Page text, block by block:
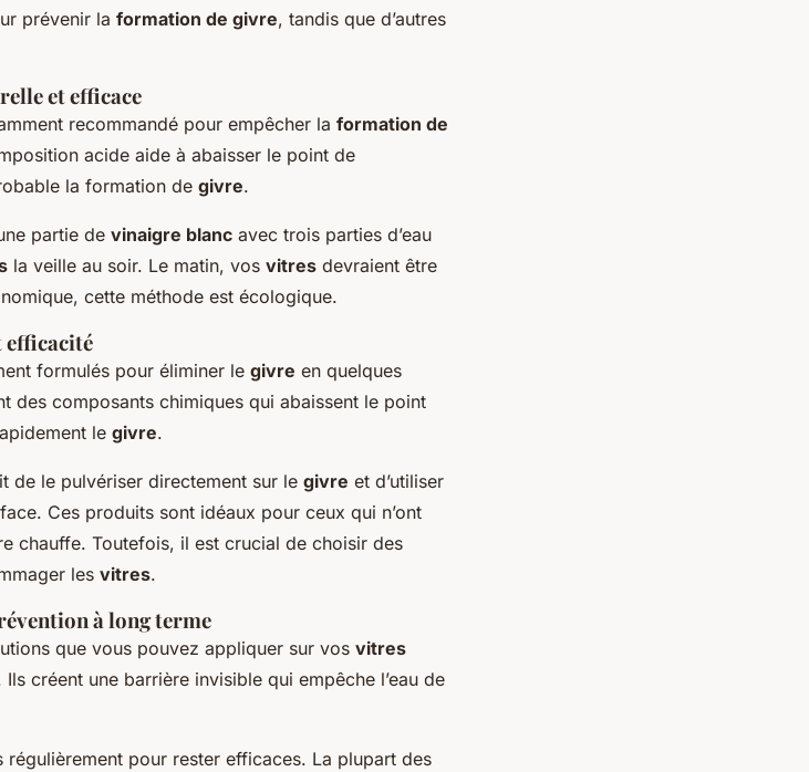
prévenir la formation de givre, tandis que d’autres
et efficace
recommandé pour empêcher la formation de
acide aide à abaisser le point de
la formation de givre.
partie de vinaigre blanc avec trois parties d’eau
la veille au soir. Le matin, vos vitres devraient être
cette méthode est écologique.
efficacité
formulés pour éliminer le givre en quelques
des composants chimiques qui abaissent le point
le givre.
de le pulvériser directement sur le givre et d’utiliser
Ces produits sont idéaux pour ceux qui n’ont
chauffe. Toutefois, il est crucial de choisir des
les vitres.
à long terme
que vous pouvez appliquer sur vos vitres
Ils créent une barrière invisible qui empêche l’eau de
pour rester efficaces. La plupart des